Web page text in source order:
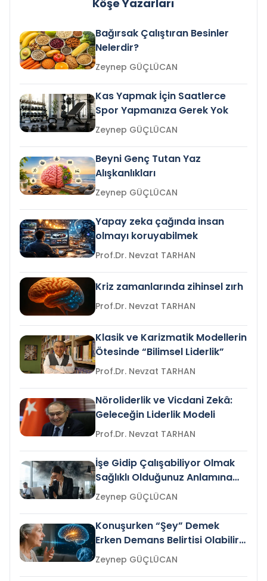
Köşe Yazarları
Bağırsak Çalıştıran Besinler
Nelerdir?
Zeynep GÜÇLÜCAN
Kas Yapmak İçin Saatlerce
Spor Yapmanıza Gerek Yok
Zeynep GÜÇLÜCAN
Beyni Genç Tutan Yaz
Alışkanlıkları
Zeynep GÜÇLÜCAN
Yapay zeka çağında insan
olmayı koruyabilmek
Prof.Dr. Nevzat TARHAN
Kriz zamanlarında zihinsel zırh
Prof.Dr. Nevzat TARHAN
Klasik ve Karizmatik Modellerin
Ötesinde “Bilimsel Liderlik”
Prof.Dr. Nevzat TARHAN
Nöroliderlik ve Vicdani Zekâ:
Geleceğin Liderlik Modeli
Prof.Dr. Nevzat TARHAN
İşe Gidip Çalışabiliyor Olmak
Sağlıklı Olduğunuz Anlamına
Gelir mi?Zeynep GÜÇLÜCAN
Konuşurken “Şey” Demek
Erken Demans Belirtisi Olabilir
mi?
Zeynep GÜÇLÜCAN